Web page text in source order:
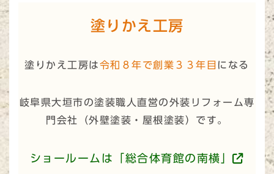
塗りかえ工房
塗りかえ工房は令和８年で創業３３年目 になる
岐阜県大垣市の塗装職人直営の外装リフォーム専
門会社（外壁塗装・屋根塗装）です。
ショールームは「総合体育館の南横」